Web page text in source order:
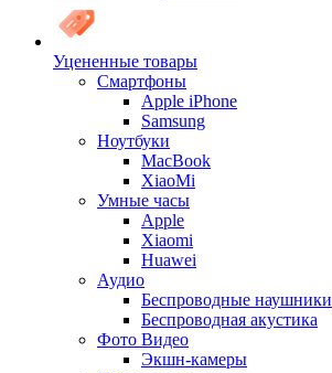
Уцененные товары
Cмартфоны
Apple iPhone
Samsung
Ноутбуки
MacBook
XiaoMi
Умные часы
Apple
Xiaomi
Huawei
Аудио
Беспроводные наушники
Беспроводная акустика
Фото Видео
Экшн-камеры